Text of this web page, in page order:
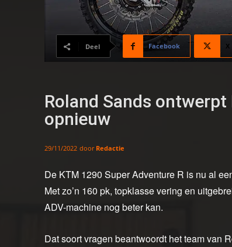
Deel Facebook X
Roland Sands
opnieuw
29/11/2022 door Redactie
De KTM 1290 Super Adventure R is nu al
Met zo’n 160 pk, topklasse vering en
ADV-machine nog beter kan.
Dat soort vragen beantwoordt het team van